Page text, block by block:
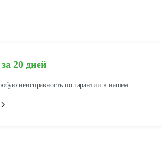
20 дней
неисправность по гарантии в нашем